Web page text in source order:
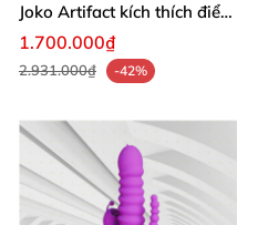
Joko Artifact kích thích điểm
G
1.700.000₫
2.931.000₫ -42%